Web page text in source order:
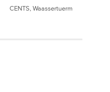
CENTS, Waassertuerm